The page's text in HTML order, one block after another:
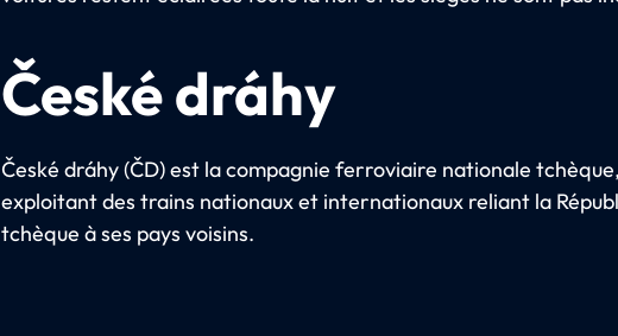
České dráhy
České dráhy (ČD) est la compagnie ferroviaire nationale tchèque,
exploitant des trains nationaux et internationaux reliant la
tchèque à ses pays voisins.